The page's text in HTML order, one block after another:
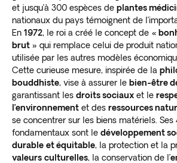
et jusqu’à 300 espèces de plantes
nationaux du pays témoignent de
En 1972, le roi a créé le concept de «
brut » qui remplace celui de produit
utilisée par les autres modèles
Cette curieuse mesure, inspirée de la
bouddhiste, vise à assurer le bien-être
garantissant les droits sociaux et le
l’environnement et des ressources
se concentrer sur les biens matériels. Ses
fondamentaux sont le développement
durable et équitable, la protection et la
valeurs culturelles, la conservation de l’